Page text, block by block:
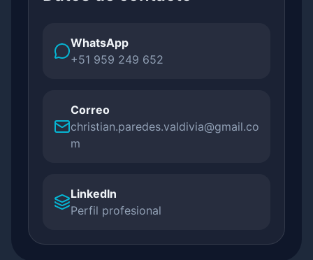
WhatsApp
+51 959 249 652
Correo
christian.paredes.valdivia@gmail.co
m
LinkedIn
Perfil profesional